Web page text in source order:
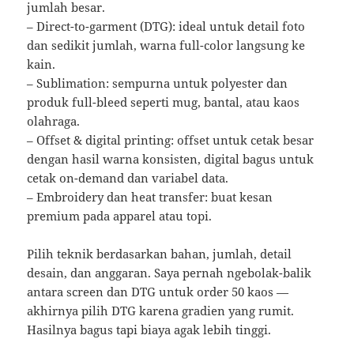
jumlah besar.
– Direct-to-garment (DTG): ideal untuk detail foto
dan sedikit jumlah, warna full-color langsung ke
kain.
– Sublimation: sempurna untuk polyester dan
produk full-bleed seperti mug, bantal, atau kaos
olahraga.
– Offset & digital printing: offset untuk cetak besar
dengan hasil warna konsisten, digital bagus untuk
cetak on-demand dan variabel data.
– Embroidery dan heat transfer: buat kesan
premium pada apparel atau topi.
Pilih teknik berdasarkan bahan, jumlah, detail
desain, dan anggaran. Saya pernah ngebolak-balik
antara screen dan DTG untuk order 50 kaos —
akhirnya pilih DTG karena gradien yang rumit.
Hasilnya bagus tapi biaya agak lebih tinggi.